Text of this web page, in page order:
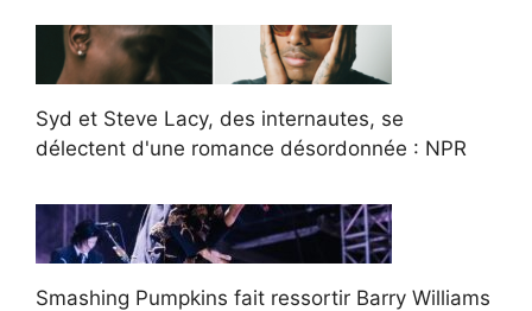
Syd et Steve Lacy, des internautes, se
délectent d'une romance désordonnée : NPR
Smashing Pumpkins fait ressortir Barry Williams